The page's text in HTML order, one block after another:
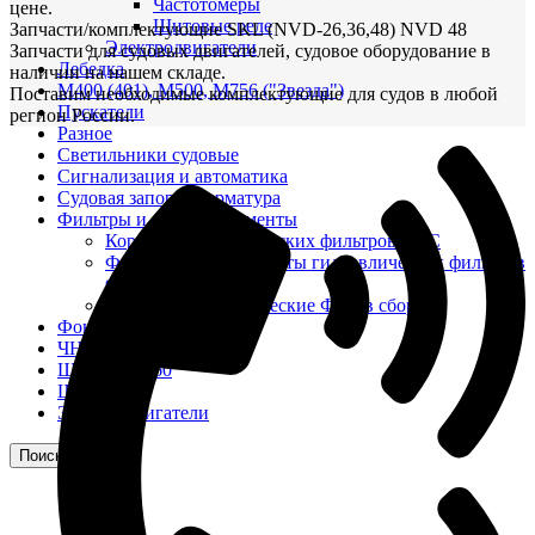
Частотомеры
Щитовые реле
Электродвигатели
Лебедка
М400 (401), М500, М756 ("Звезда")
Пускатели
Разное
Светильники судовые
Сигнализация и автоматика
Судовая запорная арматура
Фильтры и фильтроэлементы
Корпусы гидравлических фильтров ФГС
Фильтрующие элементы гидравлических фильтров
ФГС
Фильтры гидравлические ФГС в сборе
Фонари
ЧН 25/34
Шкода 6S-160
Шкода-275
Электродвигатели
Поиск
цене.
Запчасти/комплектующие SKL (NVD-26,36,48) NVD 48
Запчасти для судовых двигателей, судовое оборудование в
наличии на нашем складе.
Поставим необходимые комплектующие для судов в любой
регион России.